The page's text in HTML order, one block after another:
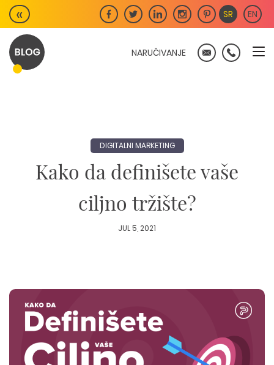
Skip
to
content
« SR EN
NARUČIVANJE
DIGITALNI MARKETING
Kako da definišete vaše
ciljno tržište?
JUL 5, 2021